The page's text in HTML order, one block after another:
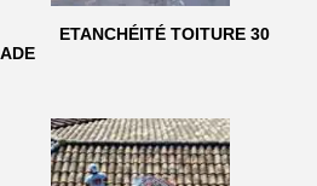
ETANCHÉITÉ TOITURE 30